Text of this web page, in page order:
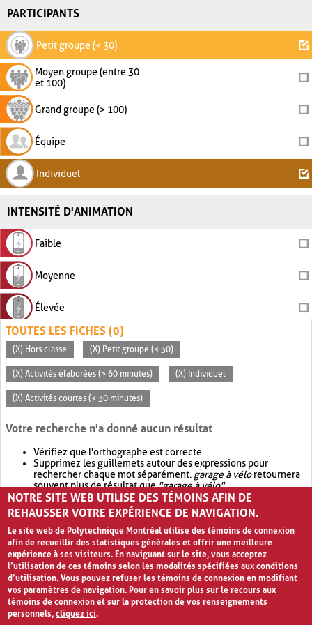
PARTICIPANTS
Petit groupe (< 30)
Moyen groupe (entre 30
et 100)
Grand groupe (> 100)
Équipe
Individuel
INTENSITÉ D'ANIMATION
Faible
Moyenne
Élevée
TOUTES LES FICHES (0)
(X) Hors classe (X) Petit groupe (< 30)
(X) Activités élaborées (> 60 minutes) (X) Individuel
(X) Activités courtes (< 30 minutes)
Votre recherche n'a donné aucun résultat
Vérifiez que l'orthographe est correcte.
Supprimez les guillemets autour des expressions pour
rechercher chaque mot séparément. garage à véloretournera
souvent plus de résultat que"garage à vélo".
Envisagez d'élargir votre recherche avec OR.garage OR vélo
retournera souvent plus de résultat quegarage à vélo
NOTRE SITE WEB UTILISE DES TÉMOINS AFIN DE
REHAUSSER VOTRE EXPÉRIENCE DE NAVIGATION.
Le site web de Polytechnique Montréal utilise des témoins de connexion
afin de recueillir des statistiques générales et offrir une meilleure
expérience à ses visiteurs. En naviguant sur le site, vous acceptez
l’utilisation de ces témoins selon les modalités spécifiées aux conditions
d’utilisation. Vous pouvez refuser les témoins de connexion en modifiant
vos paramètres de navigation. Pour en savoir plus sur le recours aux
témoins de connexion et sur la protection de vos renseignements
personnels,cliquez ici.